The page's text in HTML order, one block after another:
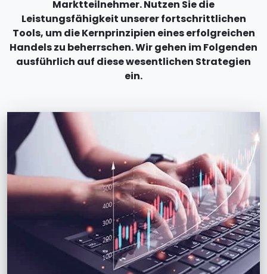
Marktteilnehmer. Nutzen Sie die
Leistungsfähigkeit unserer fortschrittlichen
Tools, um die Kernprinzipien eines erfolgreichen
Handels zu beherrschen. Wir gehen im Folgenden
ausführlich auf diese wesentlichen Strategien
ein.